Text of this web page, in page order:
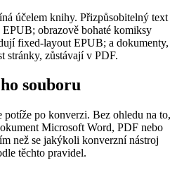
účelem knihy. Přizpůsobitelný text
obrazově bohaté komiksy
fixed‑layout EPUB; a dokumenty,
stránky, zůstávají v PDF.
souboru
po konverzi. Bez ohledu na to,
Microsoft Word, PDF nebo
než se jakýkoli konverzní nástroj
těchto pravidel.